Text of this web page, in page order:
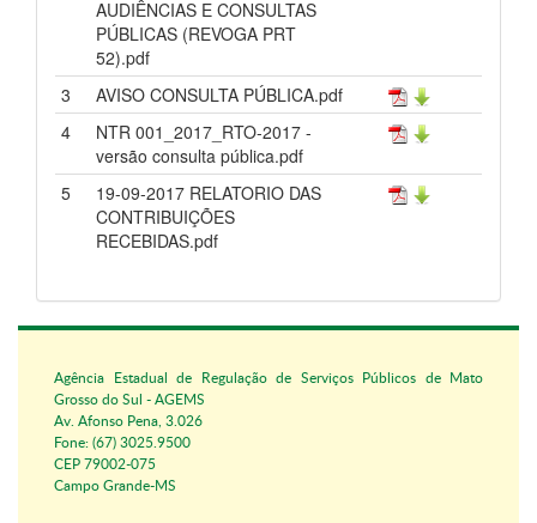
AUDIÊNCIAS E CONSULTAS
PÚBLICAS (REVOGA PRT
52).pdf
3
AVISO CONSULTA PÚBLICA.pdf
4
NTR 001_2017_RTO-2017 -
versão consulta pública.pdf
5
19-09-2017 RELATORIO DAS
CONTRIBUIÇÕES
RECEBIDAS.pdf
Agência Estadual de Regulação de Serviços Públicos de Mato
Grosso do Sul - AGEMS
Av. Afonso Pena, 3.026
Fone: (67) 3025.9500
CEP 79002-075
Campo Grande-MS